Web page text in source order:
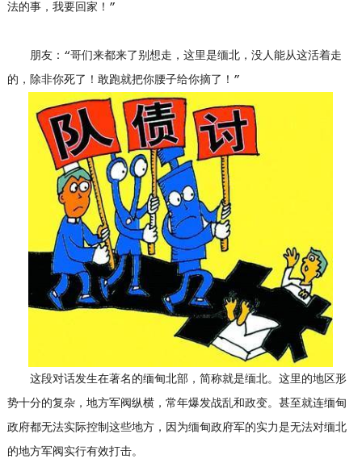
法的事，我要回家！”
朋友：“哥们来都来了别想走，这里是缅北，没人能从这活着走
的，除非你死了！敢跑就把你腰子给你摘了！”
这段对话发生在著名的缅甸北部，简称就是缅北。这里的地区形
势十分的复杂，地方军阀纵横，常年爆发战乱和政变。甚至就连缅甸
政府都无法实际控制这些地方，因为缅甸政府军的实力是无法对缅北
的地方军阀实行有效打击。